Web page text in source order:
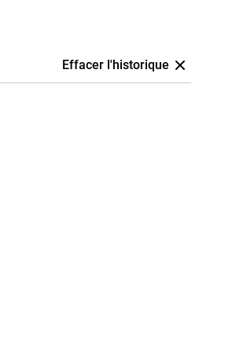
Effacer l'historique